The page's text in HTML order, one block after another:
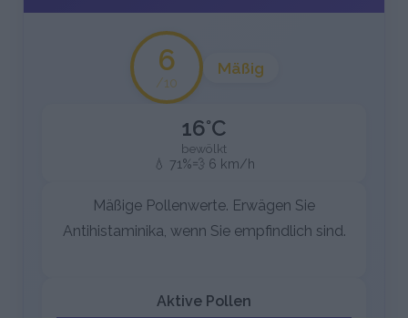
6
/10
Mäßig
16°C
bewölkt
💧 71%💨 6 km/h
Mäßige Pollenwerte. Erwägen Sie
Antihistaminika, wenn Sie empfindlich sind.
Aktive Pollen